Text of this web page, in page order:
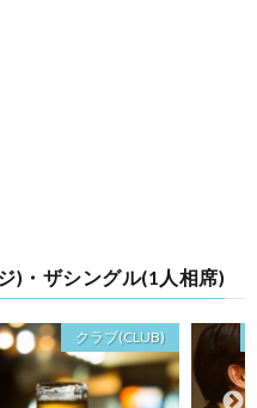
)・ザシングル(1人相席)
クラブ(CLUB)